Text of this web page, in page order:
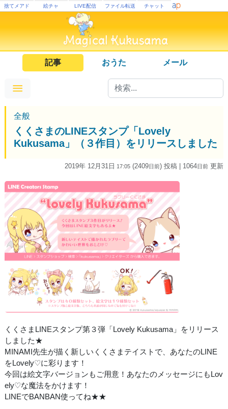
捨てメアド 絵チャ LIVE配信 ファイル転送 チャット
記事 おうた メール
全般
くくさまのLINEスタンプ「Lovely
Kukusama」（３作目）をリリースしました
2019年 12月31日 17:05 (2409日前) 投稿 | 1064日前 更新
くくさまLINEスタンプ第３弾「Lovely Kukusama」をリリース
しました★
MINAMI先生が描く新しいくくさまテイストで、あなたのLINE
をLovely♡に彩ります！
今回は絵文字バージョンもご用意！あなたのメッセージにもLov
ely♡な魔法をかけます！
LINEでBANBAN使ってね★★